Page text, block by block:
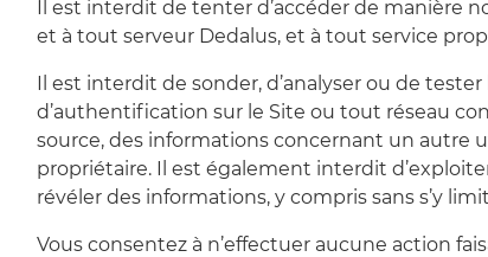
Il est interdit de tenter d’accéder de manière
et à tout serveur Dedalus, et à tout service
Il est interdit de sonder, d’analyser ou de
d’authentification sur le Site ou tout réseau
source, des informations concernant un autre
propriétaire. Il est également interdit
révéler des informations, y compris sans s’y
Vous consentez à n’effectuer aucune action